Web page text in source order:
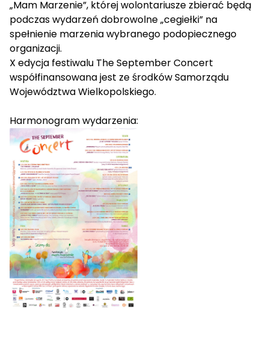
„Mam Marzenie”, której wolontariusze zbierać będą
podczas wydarzeń dobrowolne „cegiełki” na
spełnienie marzenia wybranego podopiecznego
organizacji.
X edycja festiwalu The September Concert
współfinansowana jest ze środków Samorządu
Województwa Wielkopolskiego.
Harmonogram wydarzenia: